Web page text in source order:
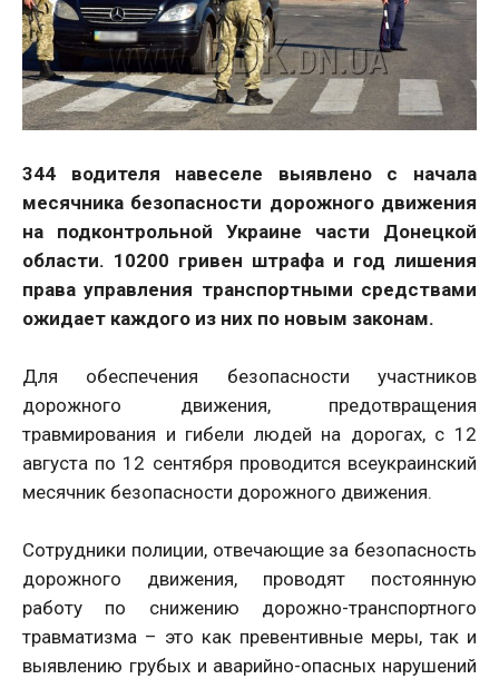
344 водителя навеселе выявлено с начала
месячника безопасности дорожного движения
на подконтрольной Украине части Донецкой
области. 10200 гривен штрафа и год лишения
права управления транспортными средствами
ожидает каждого из них по новым законам.
Для обеспечения безопасности участников
дорожного движения, предотвращения
травмирования и гибели людей на дорогах, с 12
августа по 12 сентября проводится всеукраинский
месячник безопасности дорожного движения.
Сотрудники полиции, отвечающие за безопасность
дорожного движения, проводят постоянную
работу по снижению дорожно-транспортного
травматизма – это как превентивные меры, так и
выявлению грубых и аварийно-опасных нарушений